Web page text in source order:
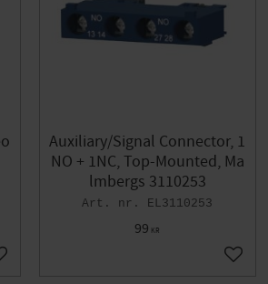
to favorites
Auxiliary/Signal Connector, 1
NO + 1NC, Top-Mounted, Ma
lmbergs 3110253
EL3110253
99 KR
Add